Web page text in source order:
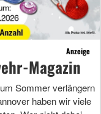
Anzeige
Magazin
Sommer verlängern
haben wir viele